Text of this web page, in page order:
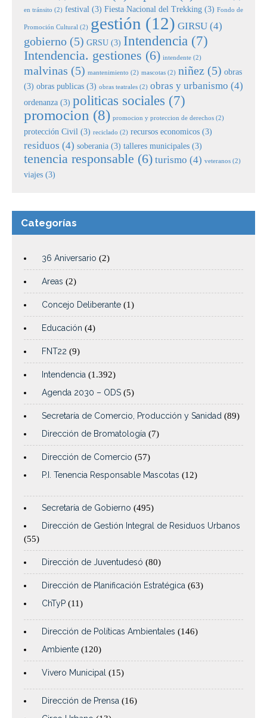
en tránsito (2) festival (3) Fiesta Nacional del Trekking (3) Fondo de
Promoción Cultural (2) gestión (12) GIRSU (4)
gobierno (5) GRSU (3) Intendencia (7)
Intendencia. gestiones (6) intendente (2)
malvinas (5) mantenimiento (2) mascotas (2) niñez (5) obras
(3) obras publicas (3) obras teatrales (2) obras y urbanismo (4)
ordenanza (3) politicas sociales (7)
promocion (8) promocion y proteccion de derechos (2)
protección Civil (3) reciclado (2) recursos economicos (3)
residuos (4) soberania (3) talleres municipales (3)
tenencia responsable (6) turismo (4) veteranos (2)
viajes (3)
Categorías
36 Aniversario (2)
Areas (2)
Concejo Deliberante (1)
Educación (4)
FNT22 (9)
Intendencia (1.392)
Agenda 2030 – ODS (5)
Secretaría de Comercio, Producción y Sanidad (89)
Dirección de Bromatología (7)
Dirección de Comercio (57)
P.I. Tenencia Responsable Mascotas (12)
Secretaría de Gobierno (495)
Dirección de Gestión Integral de Residuos Urbanos
(55)
Dirección de Juventudesó (80)
Dirección de Planificación Estratégica (63)
ChTyP (11)
Dirección de Políticas Ambientales (146)
Ambiente (120)
Vivero Municipal (15)
Dirección de Prensa (16)